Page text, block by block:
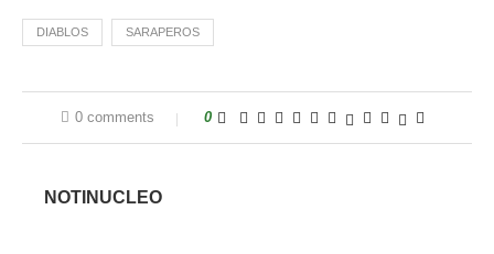
DIABLOS SARAPEROS
0 comments 0
NOTINUCLEO